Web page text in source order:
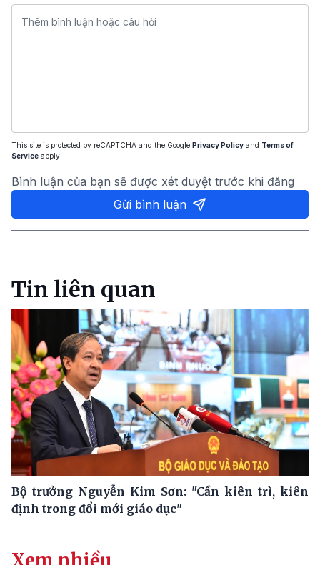
This site is protected by reCAPTCHA and the Google Privacy Policy and Terms of
Service apply.
Bình luận của bạn sẽ được xét duyệt trước khi đăng
Gửi bình luận
Tin liên quan
Bộ trưởng Nguyễn Kim Sơn: "Cần kiên trì, kiên
định trong đổi mới giáo dục"